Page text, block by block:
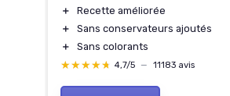
＋
Recette améliorée
＋
Sans conservateurs ajoutés
＋
Sans colorants
★★★★★
★★★★★ 4,7/5 — 11183 avis